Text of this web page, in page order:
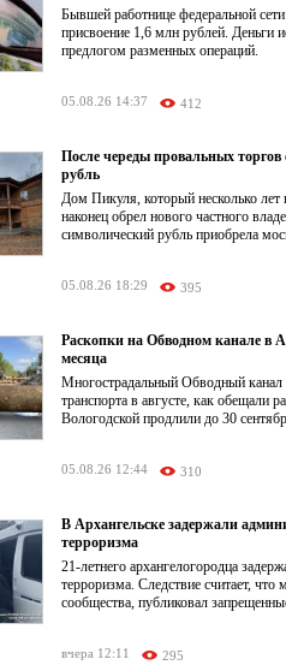
Бывшей работнице федеральной
присвоение 1,6 млн рублей. Деньги
предлогом разменных операций.
05.08.26 14:37 412
После череды провальных
рубль
Дом Пикуля, который несколько лет
наконец обрел нового частного
символический рубль приобрела
05.08.26 18:29 395
Раскопки на Обводном канале в
месяца
Многострадальный Обводный
транспорта в августе, как обещали
Вологодской продлили до 30
05.08.26 12:44 310
В Архангельске задержали
терроризма
21-летнего архангелогородца
терроризма. Следствие считает,
сообщества, публиковал
вчера 12:11 295